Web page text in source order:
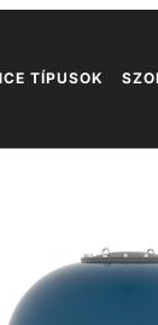
TÍPUSOK